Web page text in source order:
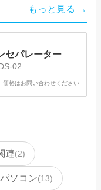
もっと見る →
セパレーター
02
価格はお問い合わせください
連(2)
ソコン(13)